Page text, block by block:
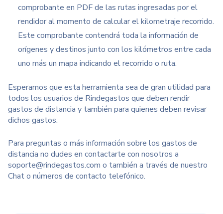
comprobante en PDF de las rutas ingresadas por el
rendidor al momento de calcular el kilometraje recorrido.
Este comprobante contendrá toda la información de
orígenes y destinos junto con los kilómetros entre cada
uno más un mapa indicando el recorrido o ruta.
Esperamos que esta herramienta sea de gran utilidad para
todos los usuarios de Rindegastos que deben rendir
gastos de distancia y también para quienes deben revisar
dichos gastos.
Para preguntas o más información sobre los gastos de
distancia no dudes en contactarte con nosotros a
soporte@rindegastos.com o también a través de nuestro
Chat o números de contacto telefónico.